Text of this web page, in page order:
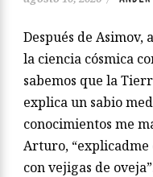
Después de Asimov,
la ciencia cósmica
sabemos que la
explica un sabio
conocimientos me
Arturo, “explicadme
con vejigas de